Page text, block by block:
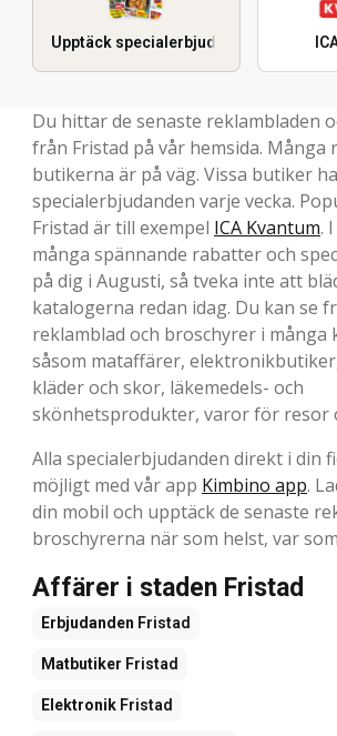
Upptäck specialerbjudanden
Du hittar de senaste reklambladen
från Fristad på vår hemsida. Många
butikerna är på väg. Vissa butiker
specialerbjudanden varje vecka.
Fristad är till exempel ICA Kvantum.
många spännande rabatter och
på dig i Augusti, så tveka inte att
katalogerna redan idag. Du kan se
reklamblad och broschyrer i många
såsom mataffärer,
kläder och skor, läkemedels- och
skönhetsprodukter, varor för resor
Alla specialerbjudanden direkt i din
möjligt med vår app Kimbino app.
din mobil och upptäck de senaste
broschyrerna när som helst, var
Affärer i staden Fristad
Erbjudanden Fristad
Matbutiker Fristad
Elektronik Fristad